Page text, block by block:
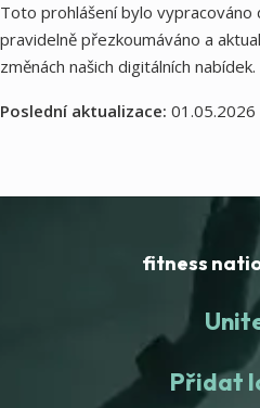
Toto prohlášení bylo vypracováno
pravidelně přezkoumáváno a
změnách našich digitálních nabídek.
Poslední aktualizace: 01.05.2026
fitness
Přidat